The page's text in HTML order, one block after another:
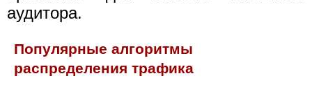
аудитора.
Популярные алгоритмы
распределения трафика